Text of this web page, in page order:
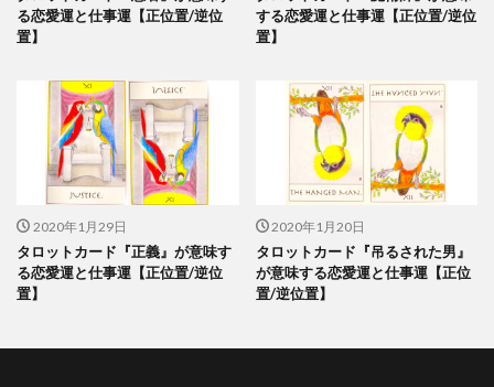
る恋愛運と仕事運【正位置/逆位
置】
する恋愛運と仕事運【正位置/逆位
置】
2020年1月29日
タロットカード『正義』が意味す
る恋愛運と仕事運【正位置/逆位
置】
2020年1月20日
タロットカード『吊るされた男』
が意味する恋愛運と仕事運【正位
置/逆位置】